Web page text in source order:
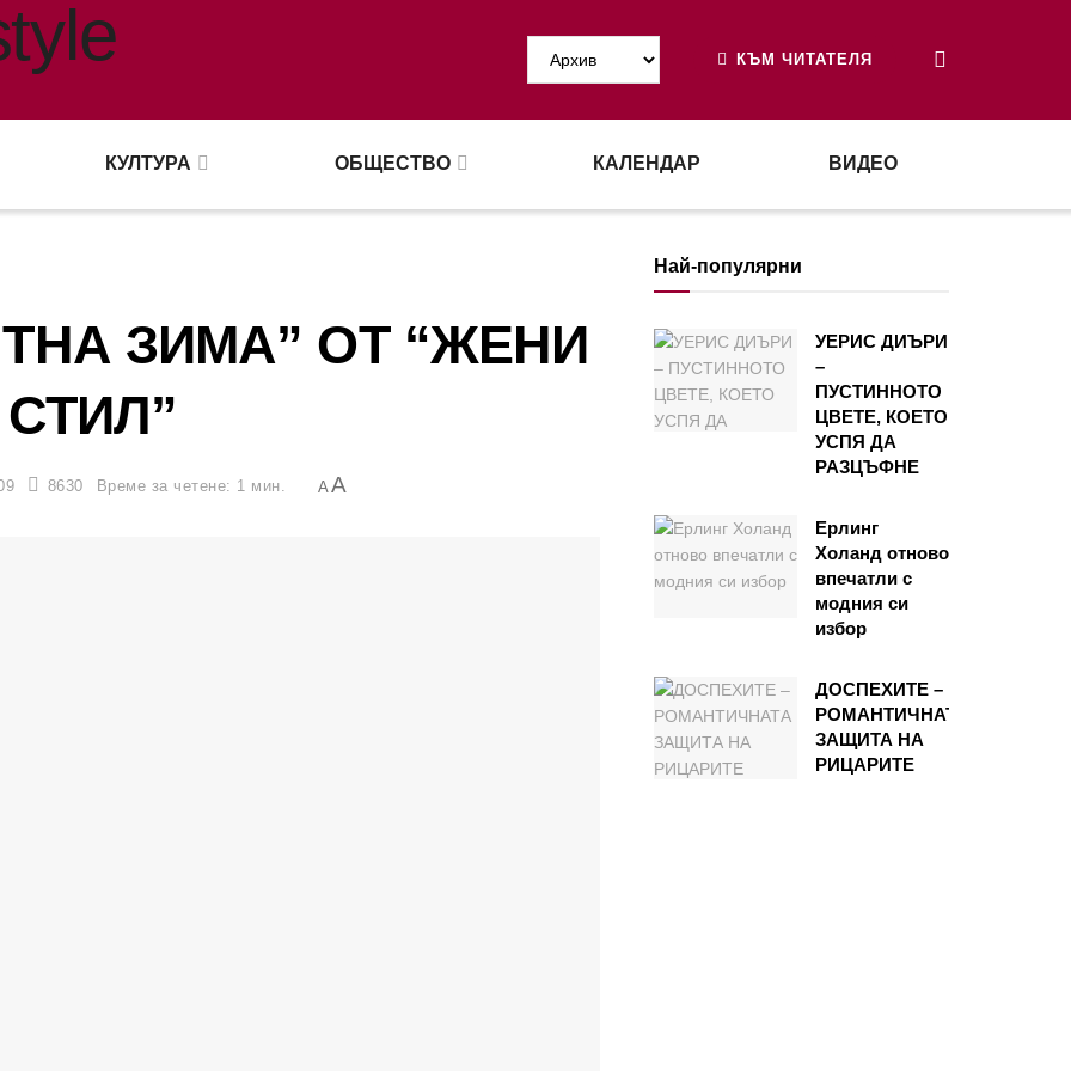
КЪМ ЧИТАТЕЛЯ
КУЛТУРА ОБЩЕСТВО КАЛЕНДАР ВИДЕО
ЗИМА” ОТ “ЖЕНИ
СТИЛ”
8630 Време за четене: 1 мин. AA
Най-популярни
УЕРИС ДИЪРИ
–
ПУСТИННОТО
ЦВЕТЕ, КОЕТО
УСПЯ ДА
РАЗЦЪФНЕ
Ерлинг
Холанд отново
впечатли с
модния си
избор
ДОСПЕХИТЕ –
РОМАНТИЧНАТА
ЗАЩИТА НА
РИЦАРИТЕ